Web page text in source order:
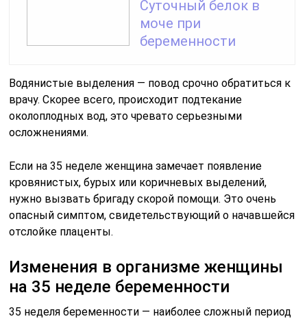
Суточный белок в
моче при
беременности
Водянистые выделения — повод срочно обратиться к
врачу. Скорее всего, происходит подтекание
околоплодных вод, это чревато серьезными
осложнениями.
Если на 35 неделе женщина замечает появление
кровянистых, бурых или коричневых выделений,
нужно вызвать бригаду скорой помощи. Это очень
опасный симптом, свидетельствующий о начавшейся
отслойке плаценты.
Изменения в организме женщины
на 35 неделе беременности
35 неделя беременности — наиболее сложный период